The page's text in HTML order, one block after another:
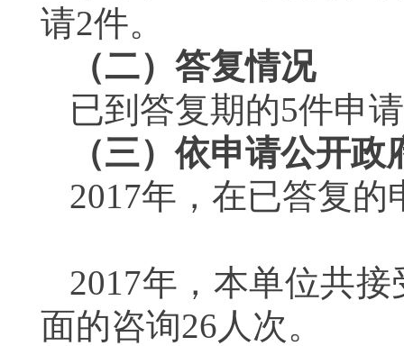
请2件。
（二）答复情况
已到答复期的5件申
（三）依申请公开
2017年，在已答复的
2017年，本单位共
面的咨询26人次。